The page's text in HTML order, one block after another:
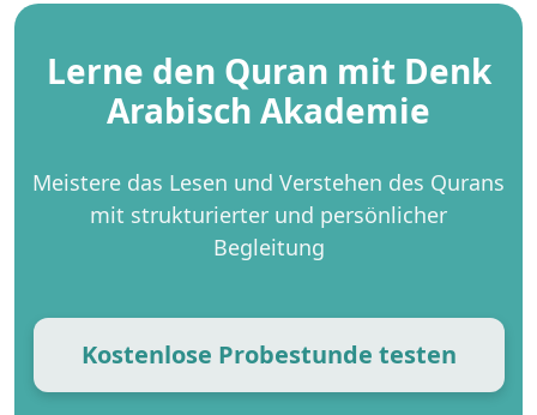
Lerne den Quran mit Denk
Arabisch Akademie
Meistere das Lesen und Verstehen des Qurans
mit strukturierter und persönlicher
Begleitung
Kostenlose Probestunde testen